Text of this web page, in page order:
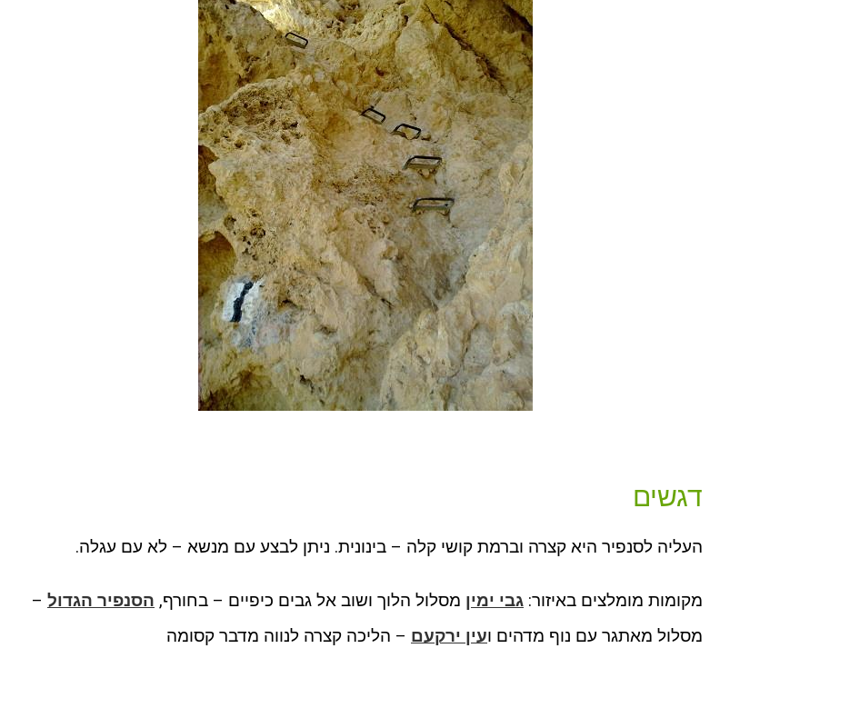
דגשים
העליה לסנפיר היא קצרה וברמת קושי קלה – בינונית. ניתן לבצע עם מנשא – לא עם עגלה.
מקומות מומלצים באיזור: גבי ימין מסלול הלוך ושוב אל גבים כיפיים – בחורף, הסנפיר הגדול –
מסלול מאתגר עם נוף מדהים ועין ירקעם – הליכה קצרה לנווה מדבר קסומה